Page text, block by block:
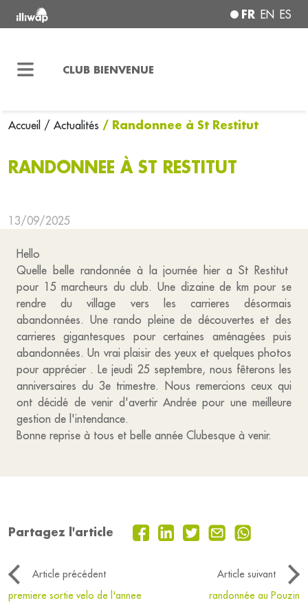
FR EN ES
CLUB BIENVENUE
Accueil / Actualités / Randonnee à St Restitut
RANDONNEE À ST RESTITUT
13/09/2025
Hello
Quelle belle randonnée à la journée hier a St Restitut
pour 15 marcheurs du club. Une dizaine de km pour se
rendre du village vers les carrieres désormais
abandonnées. Une rando pleine de découvertes et des
carrieres gigantesques pour certaines aménagées puis
abandonnées. Un vrai plaisir des yeux et quelques photos
pour apprécier . Le jeudi 25 septembre, nous fêterons les
anniversaires du 3e trimestre. Nous remercions ceux qui
ont décidé de venir d'avertir Andrée pour une meilleure
gestion de l'intendance.
Bonne reprise à tous et belle année Clubesque à venir.
Partagez l'article
Article précédent
Article suivant
premiere sortie velo de l'annee
randonnée au Pouzin